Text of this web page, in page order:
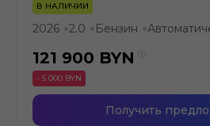
В НАЛИЧИИ
2026 ●2.0 ● Бензин ●
121 900 BYN
- 5 000 BYN
Получить